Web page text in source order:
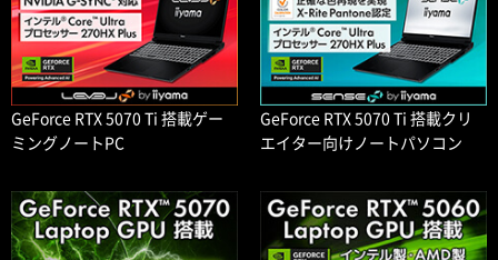
GeForce RTX 5070 Ti 搭載ゲー
ミングノートPC
GeForce RTX 5070 Ti 搭載クリ
エイター向けノートパソコン